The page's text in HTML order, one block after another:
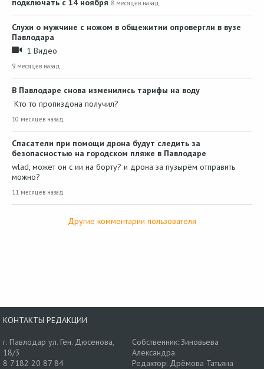
подключать с 14 ноября 8 месяцев назад
Слухи о мужчине с ножом в общежитии опровергли в вузе
Павлодара
1 Видео
9 месяцев назад
В Павлодаре снова изменились тарифы на воду
Кто то пропиздона получил?
10 месяцев назад
Спасатели при помощи дрона будут следить за
безопасностью на городском пляже в Павлодаре
wlad, может он с ии на борту? и дрона за пузырём отправить
можно?
11 месяцев назад
Другие комментарии пользователя
КОНТАКТЫ РЕДАКЦИИ
г. Павлодар ул. Ген. Дюсенова,
18/3
8 7182 20 87 84
Собственник: Зиновьева
Александра
Редактор: Дрёмова Татьяна